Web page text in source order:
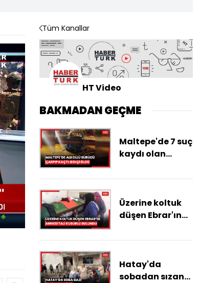
Tüm Kanallar
HT Video
BAKMADAN GEÇME
Maltepe'de 7 suç
kaydı olan
otomobile
bekçi hayatını
kaybetti
Üzerine koltuk
düşen Ebrar'ın
kusurlu bulundu
Hatay'da
sobadan sızan